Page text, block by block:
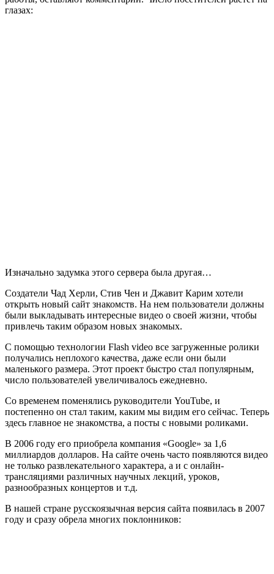
глазах:
Изначально задумка этого сервера была другая…
Создатели Чад Херли, Стив Чен и Джавит Карим хотели
открыть новый сайт знакомств. На нем пользователи должны
были выкладывать интересные видео о своей жизни, чтобы
привлечь таким образом новых знакомых.
С помощью технологии Flash video все загруженные ролики
получались неплохого качества, даже если они были
маленького размера. Этот проект быстро стал популярным,
число пользователей увеличивалось ежедневно.
Со временем поменялись руководители YouTube, и
постепенно он стал таким, каким мы видим его сейчас. Теперь
здесь главное не знакомства, а посты с новыми роликами.
В 2006 году его приобрела компания «Google» за 1,6
миллиардов долларов. На сайте очень часто появляются видео
не только развлекательного характера, а и с онлайн-
трансляциями различных научных лекций, уроков,
разнообразных концертов и т.д.
В нашей стране русскоязычная версия сайта появилась в 2007
году и сразу обрела многих поклонников: